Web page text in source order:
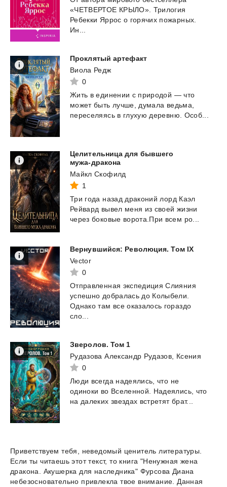
«ЧЕТВЕРТОЕ КРЫЛО». Трилогия
Ребекки Яррос о горячих пожарных.
Ин...
Проклятый артефакт
Виола Редж
0
Жить в единении с природой — что
может быть лучше, думала ведьма,
переселяясь в глухую деревню. Особ...
Целительница для бывшего
мужа-дракона
Майкл Скофилд
1
Три года назад драконий лорд Каэл
Рейвард вывел меня из своей жизни
через боковые ворота.При всем ро...
Вернувшийся: Революция. Том IX
Vector
0
Отправленная экспедиция Слияния
успешно добралась до Колыбели.
Однако там все оказалось гораздо
сло...
Зверолов. Том 1
Рудазова Александр Рудазов, Ксения
0
Люди всегда надеялись, что не
одиноки во Вселенной. Надеялись, что
на далеких звездах встретят брат...
Приветствуем тебя, неведомый ценитель литературы.
Если ты читаешь этот текст, то книга "Ненужная жена
дракона. Акушерка для наследника" Фурсова Диана
небезосновательно привлекла твое внимание. Данная